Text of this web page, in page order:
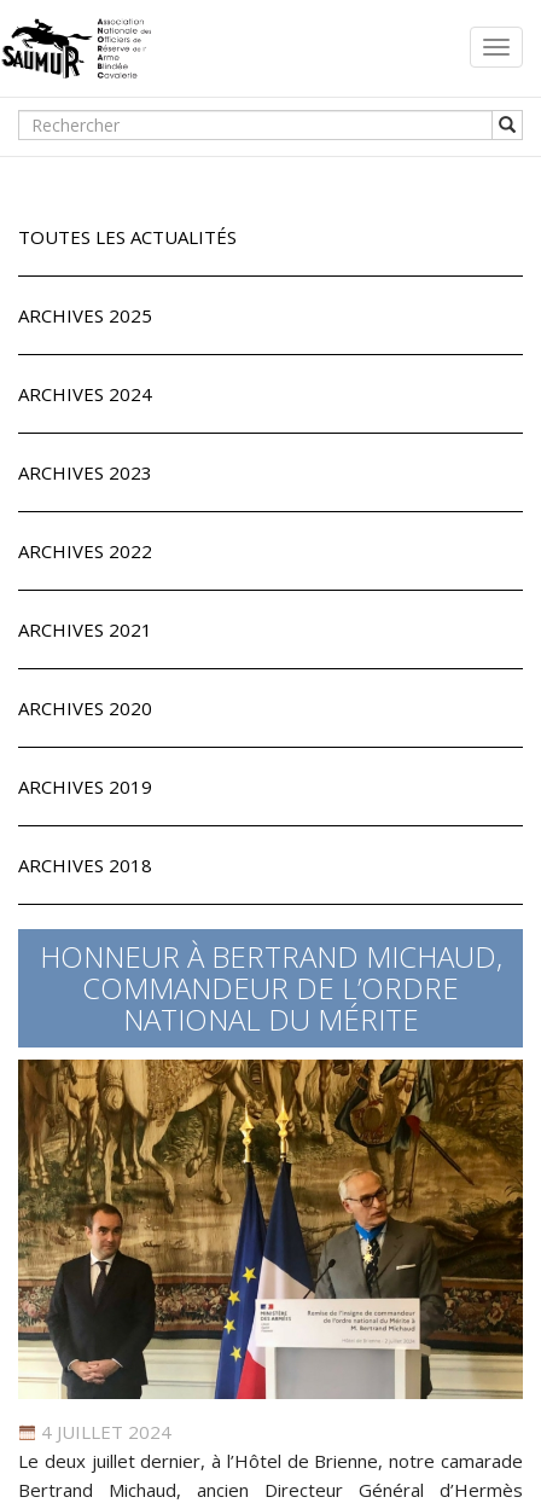
TOUTES LES ACTUALITÉS
ARCHIVES 2025
ARCHIVES 2024
ARCHIVES 2023
ARCHIVES 2022
ARCHIVES 2021
ARCHIVES 2020
ARCHIVES 2019
ARCHIVES 2018
HONNEUR À BERTRAND MICHAUD,
COMMANDEUR DE L’ORDRE
NATIONAL DU MÉRITE
4 JUILLET 2024
Le deux juillet dernier, à l’Hôtel de Brienne, notre camarade
Bertrand Michaud, ancien Directeur Général d’Hermès